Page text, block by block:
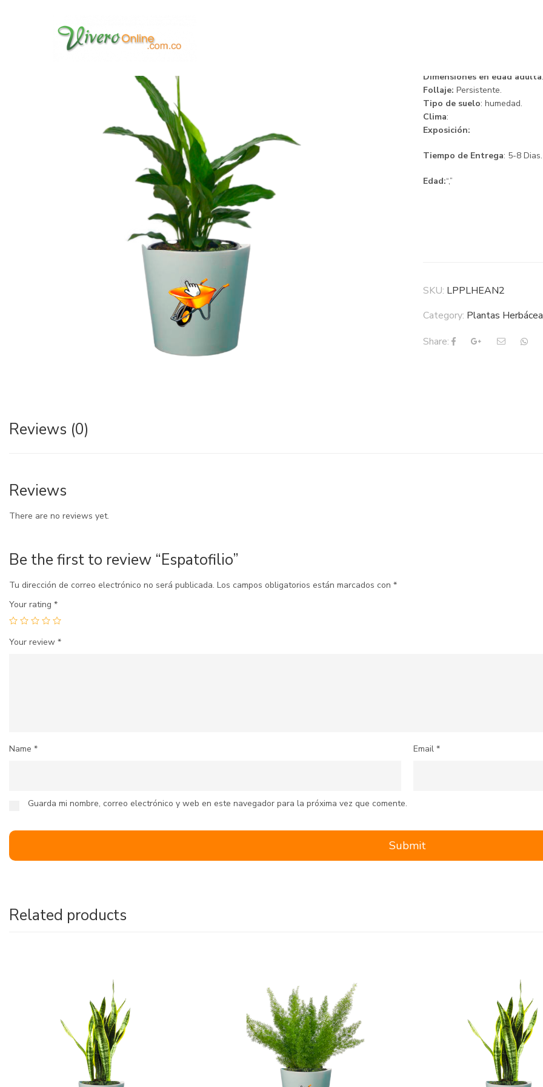
Dimensiones en edad adulta
Follaje: Persistente.
Tipo de suelo: humedad.
Clima:
Exposición:
Tiempo de Entrega: 5-8 Dias.
Edad:“,”
SKU: LPPLHEAN2
Category: Plantas
Share:
Reviews (0)
Reviews
There are no reviews yet.
Be the first to review “Espatofilio”
Tu dirección de correo electrónico no será publicada. Los campos obligatorios están marcados con *
Your rating *
Your review *
Name * Email *
Guarda mi nombre, correo electrónico y web en este navegador para la próxima vez que comente.
Related products